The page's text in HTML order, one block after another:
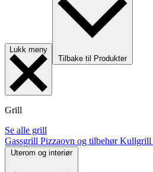
Lukk meny
Tilbake til Produkter
Grill
Se alle grill
Gassgrill Pizzaovn og tilbehørKullgrill
Uterom og interiør